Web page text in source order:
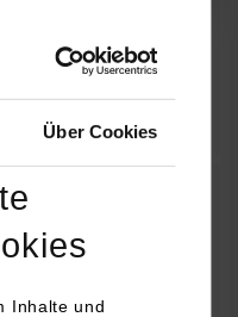
Über Cookies
Inhalte und
Studierende
Transportation –
Umfeld